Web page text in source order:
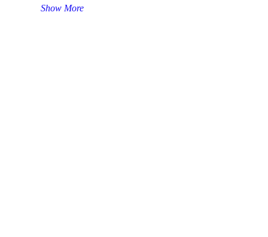
Show More